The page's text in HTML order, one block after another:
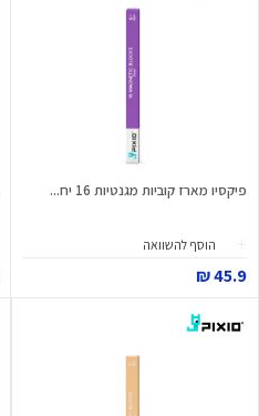
פיקסיו מארז קוביות מגנטיות 16 יח...
הוסף להשוואה
45.9 ₪